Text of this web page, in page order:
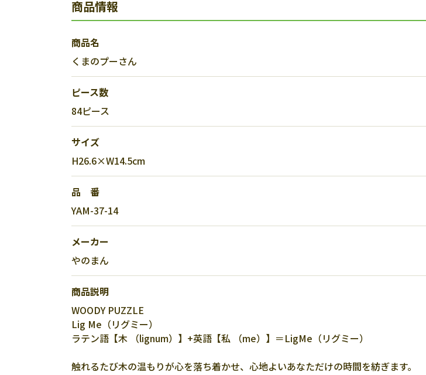
商品情報
商品名
くまのプーさん
ピース数
84ピース
サイズ
H26.6×W14.5cm
品 番
YAM-37-14
メーカー
やのまん
商品説明
WOODY PUZZLE
Lig Me（リグミー）
ラテン語【木 （lignum）】+英語【私 （me）】＝LigMe（リグミー）
触れるたび木の温もりが心を落ち着かせ、心地よいあなただけの時間を紡ぎます。